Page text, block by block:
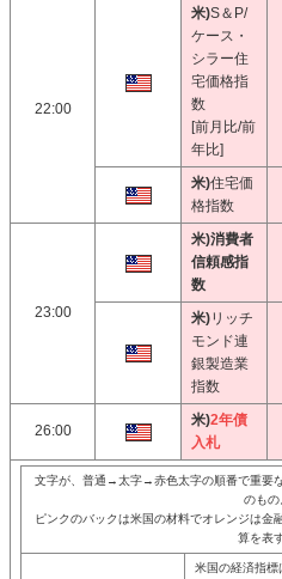
22:00
米)S＆P/
ケース・
シラー住
宅価格指
数
[前月比/前
年比]
米)住宅価
格指数
23:00
米)消費者
信頼感指
数
米)リッチ
モンド連
銀製造業
指数
26:00
米)2年債
入札
文字が、普通→太字→赤色太字の順番で重要
のもの
ピンクのバックは米国の材料でオレンジは金
算を表
米国の経済指